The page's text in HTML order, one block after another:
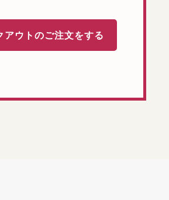
アウトのご注文をする